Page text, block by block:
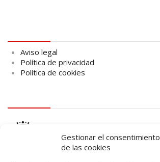
Gestionar el consentimiento
de las cookies
Aviso legal
Política de privacidad
Política de cookies